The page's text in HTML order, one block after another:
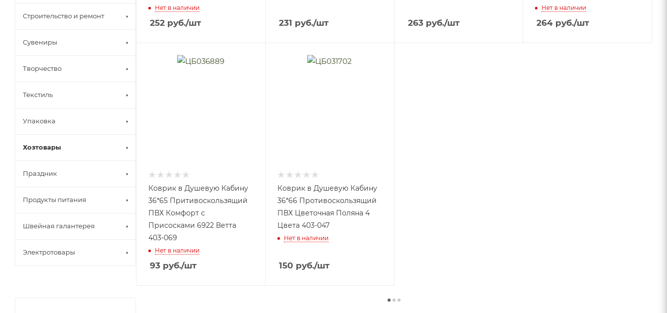
Нет в наличии
252 руб./шт 231 руб./шт 263руб./шт
Нет в наличии
264 руб./шт
Коврик в Душевую Кабину
36*65 Притивоскользящий
ПВХ Комфорт с
Присосками 6922 Ветта
403-069
Нет в наличии
93 руб./шт
Коврик в Душевую Кабину
36*66 Противоскользящий
ПВХ Цветочная Поляна 4
Цвета 403-047
Нет в наличии
150 руб./шт
Строительство и ремонт
Сувениры
Творчество
Текстиль
Упаковка
Хозтовары
Праздник
Продукты питания
Швейная галантерея
Электротовары